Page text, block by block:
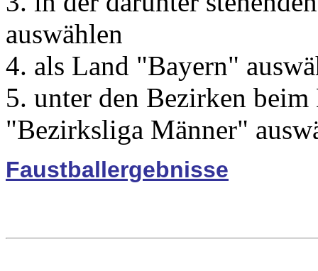
auswählen
4. als Land "Bayern"
5. unter den Bezirken
"Bezirksliga Männer"
Faustballergebnisse